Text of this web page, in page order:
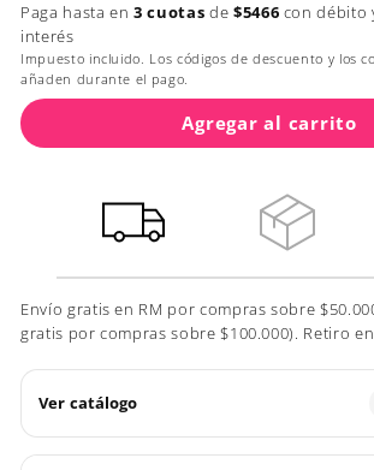
Paga hasta en3 cuotas de $5466 con débito
interés
Impuesto incluido. Los códigos de descuento y los
añaden durante el pago.
Agregar al carrito
Envío gratis en RM por compras sobre
gratis por compras sobre $100.000). Retiro
Ver catálogo